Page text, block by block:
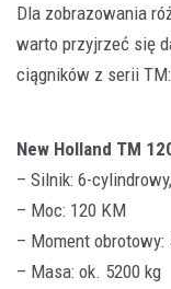
Dla zobrazowania
warto przyjrzeć się
ciągników z serii TM:
New Holland TM
– Silnik: 6-
– Moc: 120 KM
– Moment obrotowy:
– Masa: ok. 5200 kg